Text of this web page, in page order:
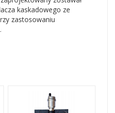
kaskadowego ze
zastosowaniu